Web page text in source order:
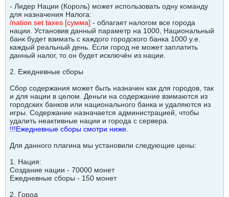
- Лидер Нации (Король) может использовать одну команду
для назначения Налога:
/nation set taxes [сумма] - облагает налогом все города
нации. Установив данный параметр на 1000, Национальный
банк будет взимать с каждого городского банка 1000 у.е.
каждый реальный день. Если город не может заплатить
данный налог, то он будет исключён из нации.
2. Ежедневные сборы
Сбор содержания может быть назначен как для городов, так
и для нации в целом. Деньги на содержание взимаются из
городских банков или национального банка и удаляются из
игры. Содержание назначается администрацией, чтобы
удалить неактивные нации и города с сервера.
!!!Ежедневные сборы смотри ниже.
Для данного плагина мы установили следующие цены:
1. Нация:
Создание нации - 70000 монет
Ежедневные сборы - 150 монет
2. Город